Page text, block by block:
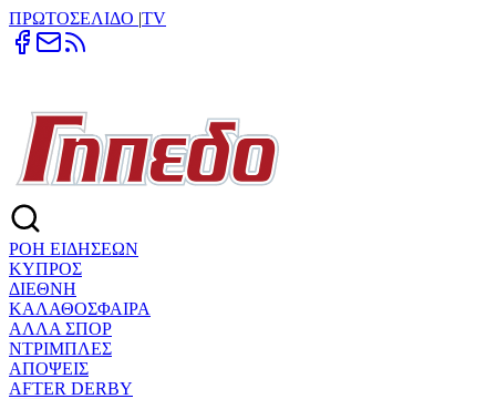
ΠΡΩΤΟΣΕΛΙΔΟ |TV
ΡΟΗ ΕΙΔΗΣΕΩΝ
ΚΥΠΡΟΣ
ΔΙΕΘΝΗ
ΚΑΛΑΘΟΣΦΑΙΡΑ
ΑΛΛΑ ΣΠΟΡ
ΝΤΡΙΜΠΛΕΣ
ΑΠΟΨΕΙΣ
AFTER DERBY